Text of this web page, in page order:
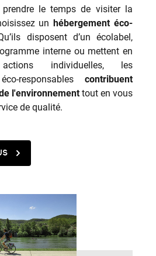
le temps de visiter la
un hébergement éco-
disposent d’un écolabel,
interne ou mettent en
individuelles, les
responsablescontribuent
l'environnement tout en vous
de qualité.